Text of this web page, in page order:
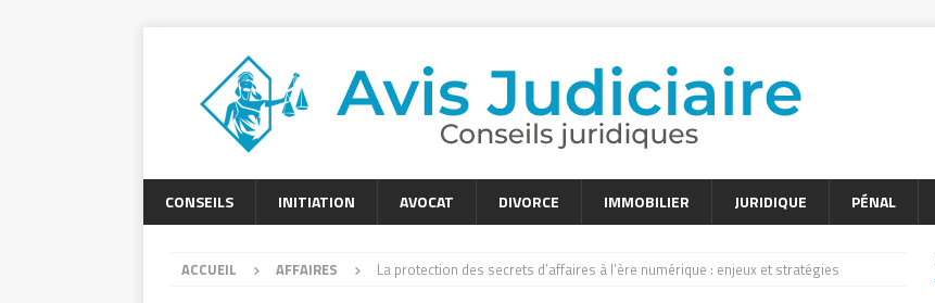
CONSEILS INITIATION AVOCAT DIVORCE IMMOBILIER JURIDIQUE PÉNAL
ACCUEIL AFFAIRES La protection des secrets d’affaires à l’ère numérique : enjeux et stratégies